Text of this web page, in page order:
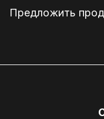
Предложить